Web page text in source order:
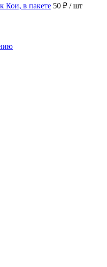
Кои, в пакете 50 ₽ / шт